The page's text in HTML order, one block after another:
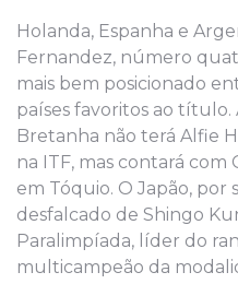
Holanda, Espanha e
Fernandez, número
mais bem posicionado
países favoritos ao título.
Bretanha não terá Alfie
na ITF, mas contará com
em Tóquio. O Japão, por
desfalcado de Shingo
Paralimpíada, líder do
multicampeão da